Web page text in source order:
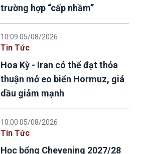
trường hợp “cấp nhầm”
10:09 05/08/2026
Tin Tức
Hoa Kỳ - Iran có thể đạt thỏa
thuận mở eo biển Hormuz, giá
dầu giảm mạnh
10:00 05/08/2026
Tin Tức
Học bổng Chevening 2027/28